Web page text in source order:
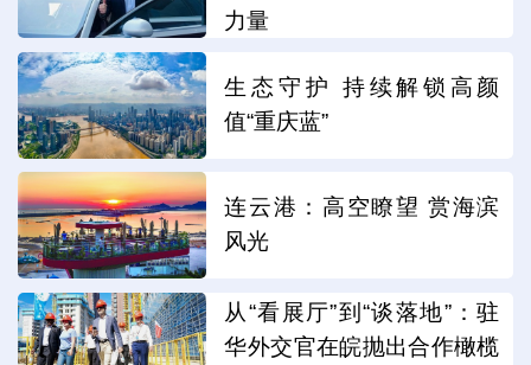
力量
生态守护 持续解锁高颜
值“重庆蓝”
连云港：高空瞭望 赏海滨
风光
从“看展厅”到“谈落地”：驻
华外交官在皖抛出合作橄榄